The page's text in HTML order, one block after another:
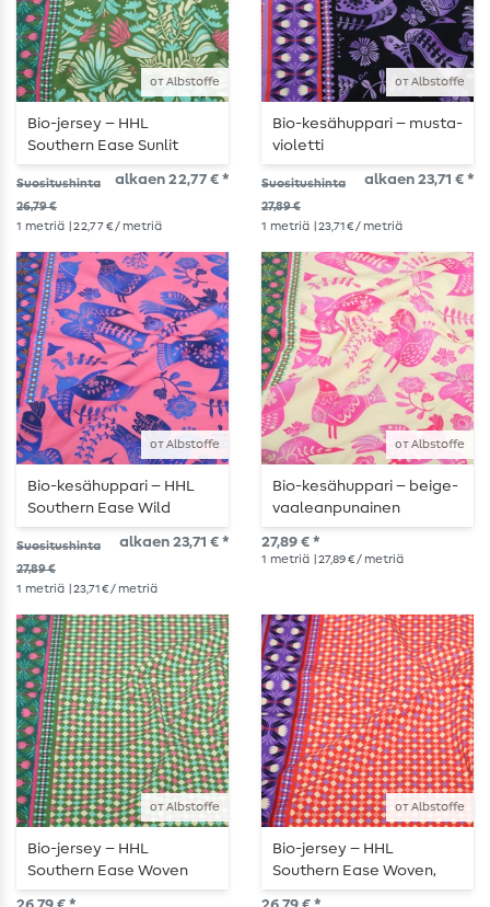
от Albstoffe
Bio-jersey – HHL
Southern Ease Sunlit
Botanica, vihreä
Suositushinta
26,79 €
alkaen 22,77 € *
1 metriä | 22,77 € / metriä
от Albstoffe
Bio-kesähuppari – musta-
violetti
Suositushinta
27,89 €
alkaen 23,71 € *
1 metriä | 23,71 € / metriä
от Albstoffe
Bio-kesähuppari – HHL
Southern Ease Wild
Chorus vaaleanpunainen
ja sininen
Suositushinta
27,89 €
alkaen 23,71 € *
1 metriä | 23,71 € / metriä
от Albstoffe
Bio-kesähuppari – beige-
vaaleanpunainen
27,89 € *
1 metriä | 27,89 € / metriä
от Albstoffe
Bio-jersey – HHL
Southern Ease Woven
vaaleanvihreä
от Albstoffe
Bio-jersey – HHL
Southern Ease Woven,
vaaleanpunainen